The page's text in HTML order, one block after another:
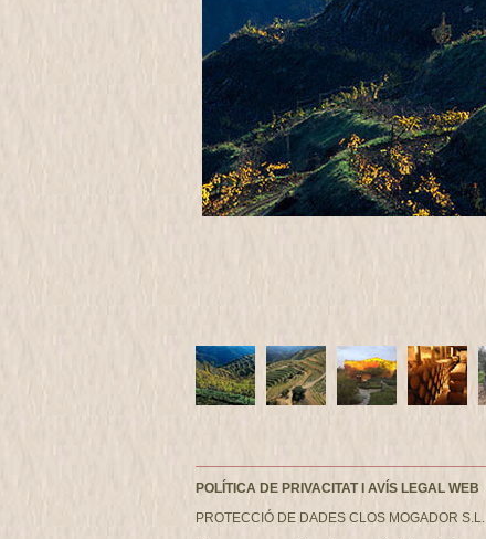
POLÍTICA DE PRIVACITAT I AVÍS LEGAL WEB
PROTECCIÓ DE DADES CLOS MOGADOR S.L.